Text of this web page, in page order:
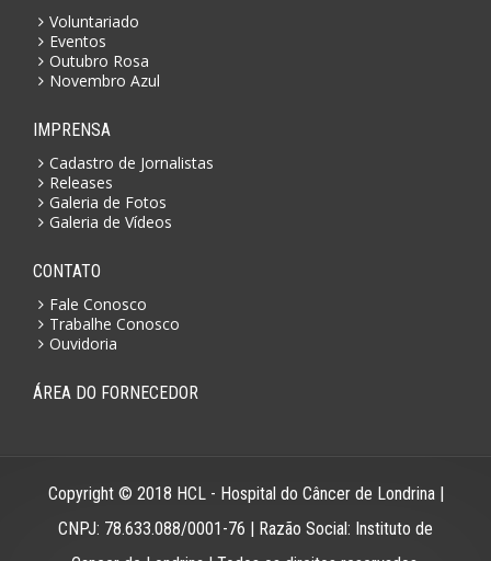
Voluntariado
Eventos
Outubro Rosa
Novembro Azul
IMPRENSA
Cadastro de Jornalistas
Releases
Galeria de Fotos
Galeria de Vídeos
CONTATO
Fale Conosco
Trabalhe Conosco
Ouvidoria
ÁREA DO FORNECEDOR
Copyright © 2018 HCL - Hospital do Câncer de Londrina |
CNPJ: 78.633.088/0001-76 | Razão Social: Instituto de